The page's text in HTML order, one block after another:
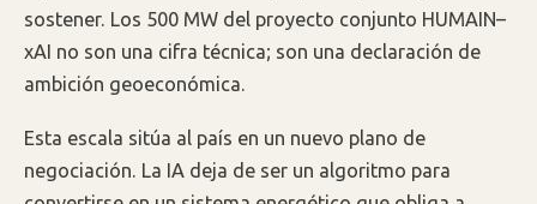
sostener. Los 500 MW del proyecto conjunto HUMAIN–
xAI no son una cifra técnica; son una declaración de
ambición geoeconómica.
Esta escala sitúa al país en un nuevo plano de
negociación. La IA deja de ser un algoritmo para